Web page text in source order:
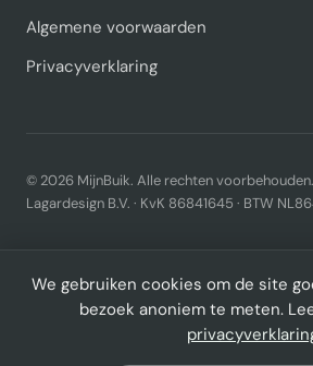
Algemene voorwaarden
Privacyverklaring
© 2026 MijnBuik. Alle rechten voorbehouden.
Lagardesign B.V. · KvK 86841645 · BTW
We gebruiken cookies om de site
bezoek anoniem te meten.